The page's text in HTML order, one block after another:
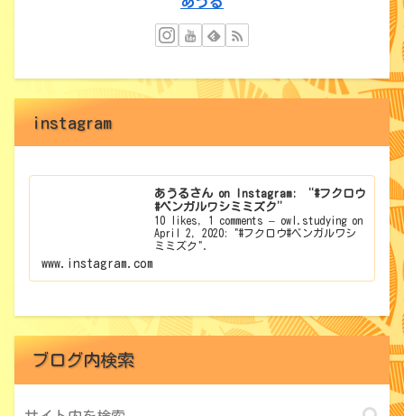
instagram
あうるさん on Instagram: “#フクロウ
#ベンガルワシミミズク”
10 likes, 1 comments – owl.studying on
April 2, 2020: "#フクロウ#ベンガルワシ
ミミズク".
www.instagram.com
ブログ内検索